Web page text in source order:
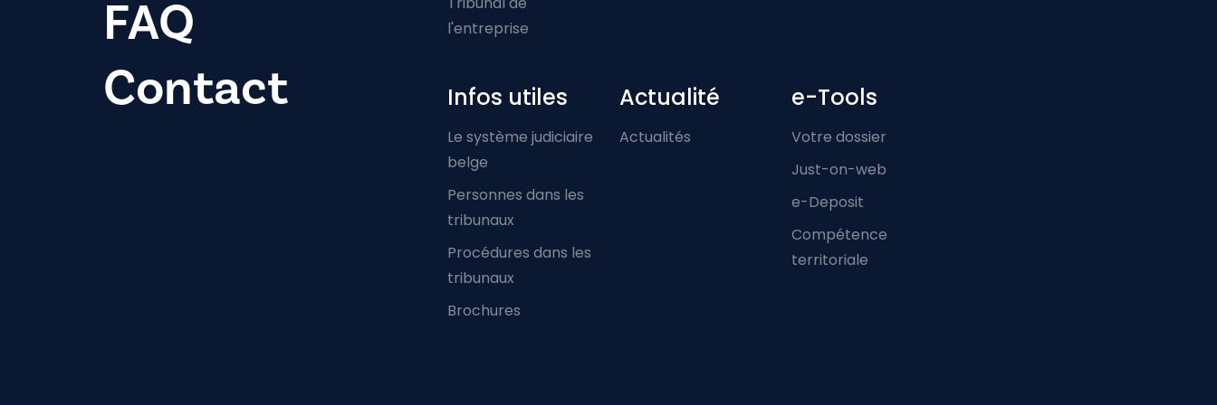
FAQ
Contact
l'entreprise
Infos utiles
Le système judiciaire
belge
Personnes dans les
tribunaux
Procédures dans les
tribunaux
Brochures
Actualité
Actualités
e-Tools
Votre dossier
Just-on-web
e-Deposit
Compétence
territoriale